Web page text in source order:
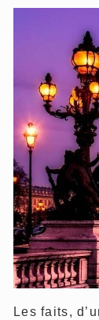
Les faits,